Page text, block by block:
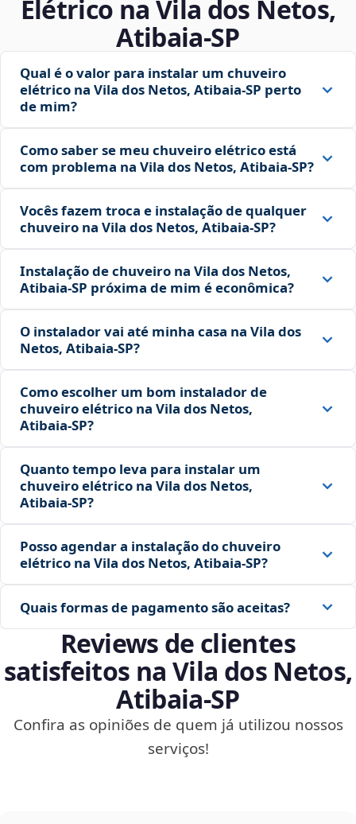
Elétrico na Vila dos Netos,
Atibaia‑SP
Qual é o valor para instalar um chuveiro
elétrico na Vila dos Netos, Atibaia‑SP perto
de mim?
Como saber se meu chuveiro elétrico está
com problema na Vila dos Netos, Atibaia‑SP?
Vocês fazem troca e instalação de qualquer
chuveiro na Vila dos Netos, Atibaia‑SP?
Instalação de chuveiro na Vila dos Netos,
Atibaia‑SP próxima de mim é econômica?
O instalador vai até minha casa na Vila dos
Netos, Atibaia‑SP?
Como escolher um bom instalador de
chuveiro elétrico na Vila dos Netos,
Atibaia‑SP?
Quanto tempo leva para instalar um
chuveiro elétrico na Vila dos Netos,
Atibaia‑SP?
Posso agendar a instalação do chuveiro
elétrico na Vila dos Netos, Atibaia‑SP?
Quais formas de pagamento são aceitas?
Reviews de clientes
satisfeitos na Vila dos Netos,
Atibaia‑SP
Confira as opiniões de quem já utilizou nossos
serviços!